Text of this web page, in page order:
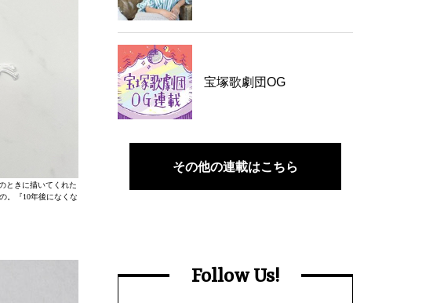
ときに描いてくれた
。『10年後になくな
宝塚歌劇団OG
その他の連載はこちら
Follow Us!